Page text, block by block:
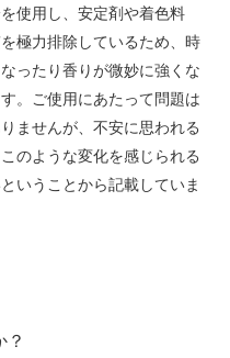
使用し、安定剤や着色料
極力排除しているため、時
ったり香りが微妙に強くな
。ご使用にあたって問題は
ませんが、不安に思われる
のような変化を感じられる
いうことから記載していま
？